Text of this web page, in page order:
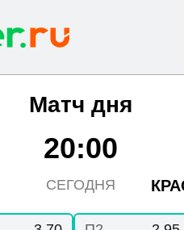
Матч дня
20:00
СЕГОДНЯ